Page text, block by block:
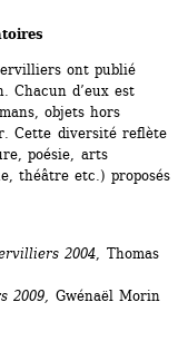
ont publié
Chacun d’eux est
objets hors
Cette diversité reflète
poésie, arts
théâtre etc.) proposés
2004 , Thomas
2009,
Gwénaël Morin